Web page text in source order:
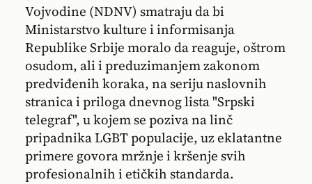
Vojvodine (NDNV) smatraju da bi
Ministarstvo kulture i informisanja
Republike Srbije moralo da reaguje, oštrom
osudom, ali i preduzimanjem zakonom
predviđenih koraka, na seriju naslovnih
stranica i priloga dnevnog lista "Srpski
telegraf", u kojem se poziva na linč
pripadnika LGBT populacije, uz eklatantne
primere govora mržnje i kršenje svih
profesionalnih i etičkih standarda.